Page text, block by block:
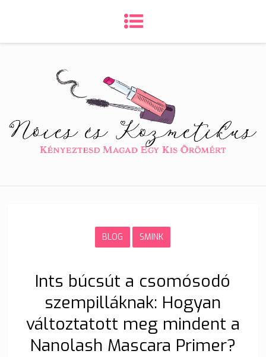
BLOG SMINK
Ints búcsút a csomósodó
szempilláknak: Hogyan
változtatott meg mindent a
Nanolash Mascara Primer?